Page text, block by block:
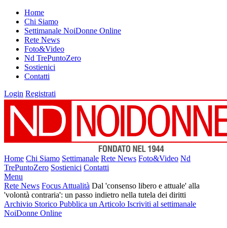
Home
Chi Siamo
Settimanale NoiDonne Online
Rete News
Foto&Video
Nd TrePuntoZero
Sostienici
Contatti
Login Registrati
Home Chi Siamo Settimanale Rete News Foto&Video Nd
TrePuntoZero Sostienici Contatti
Menu
Rete News Focus Attualità Dal 'consenso libero e attuale' alla
'volontà contraria': un passo indietro nella tutela dei diritti
Archivio Storico Pubblica un Articolo Iscriviti al settimanale
NoiDonne Online